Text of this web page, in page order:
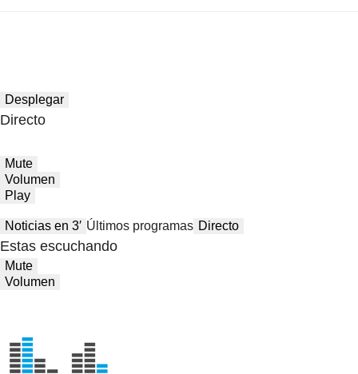
Desplegar
Directo
Mute
Volumen
Play
Noticias en 3′ Últimos programas Directo
Estas escuchando
Mute
Volumen